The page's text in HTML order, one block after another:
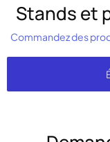
Stands et
Commandez des